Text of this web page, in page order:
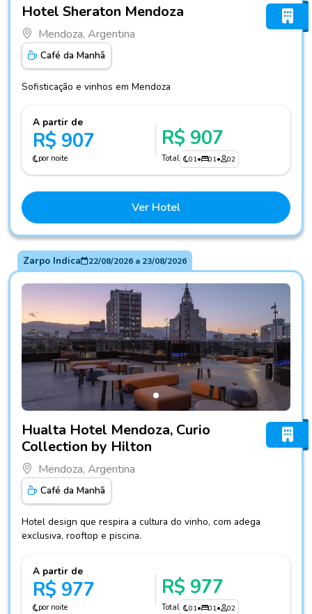
Hotel Sheraton Mendoza
Mendoza, Argentina
Café da Manhã
Sofisticação e vinhos em Mendoza
A partir de
R$ 907
por noite
R$ 907
Total 01• 01• 02
Ver Hotel
Zarpo Indica 22/08/2026a 23/08/2026
Fotos do hotel Hualta Hotel Mendoza, Curio Collection by
Hualta Hotel Mendoza, Curio
Collection by Hilton
Mendoza, Argentina
Café da Manhã
Hotel design que respira a cultura do vinho, com adega
exclusiva, rooftop e piscina.
A partir de
R$ 977
por noite
R$ 977
Total 01• 01• 02